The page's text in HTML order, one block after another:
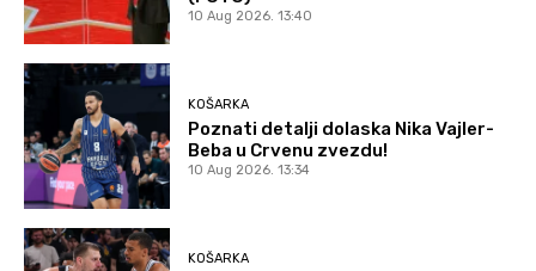
10 Aug 2026. 13:40
KOŠARKA
Poznati detalji dolaska Nika Vajler-
Beba u Crvenu zvezdu!
10 Aug 2026. 13:34
KOŠARKA